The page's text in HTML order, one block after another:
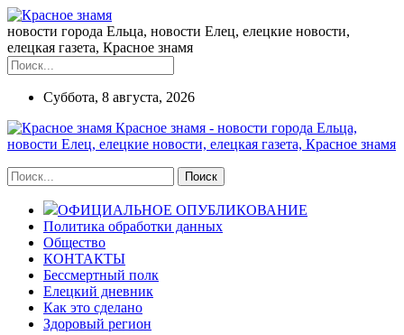
новости города Ельца, новости Елец, елецкие новости,
елецкая газета, Красное знамя
Суббота, 8 августа, 2026
Красное знамя - новости города Ельца,
новости Елец, елецкие новости, елецкая газета, Красное знамя
ОФИЦИАЛЬНОЕ ОПУБЛИКОВАНИЕ
Политика обработки данных
Общество
КОНТАКТЫ
Бессмертный полк
Елецкий дневник
Как это сделано
Здоровый регион